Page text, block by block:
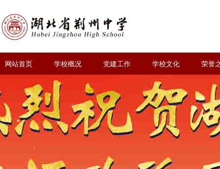
网站首页 学校概况 党建工作 学校文化 荣誉